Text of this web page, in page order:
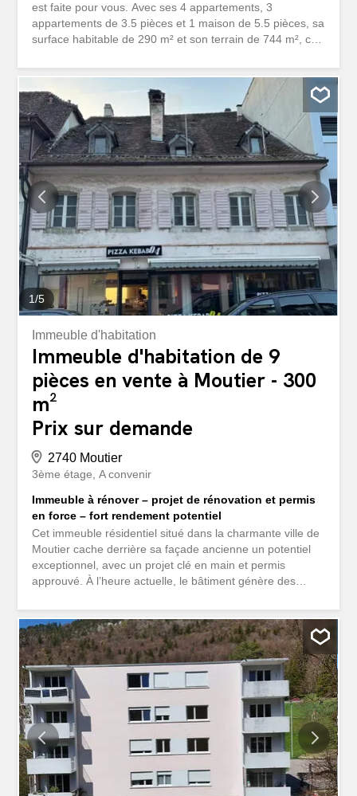
est faite pour vous. Avec ses 4 appartements, 3
appartements de 3.5 pièces et 1 maison de 5.5 pièces, sa
surface habitable de 290 m² et son terrain de 744 m², ces
rendement. Idéalement situé et proche des commerces,
ce bien est une opportunité à ne pas manquer.
N’attendez plus, contactez-nous pour organiser une
visite! Cette offre de BETTERHOMES se distingue par les
avantages suivants: - très bon rendement - 2 immeubles
et 4 garages - bien situé - proche des commerces -
revenu locatif 50400.- annuel - jardin - etc., etc., etc. ...
Intéressé? Contactez-nous pour une visite gratuite! Rien
de ce qui vous intéresse? Vous trouverez plus de 1 900
autres objets sur: www.betterhomes.ch – Le spécialiste
suisse des transactions immobilières. Vous avez un bien
immobilier à commercialiser? Profitez...
1/5
Immeuble d'habitation
Immeuble d'habitation de 9
pièces en vente à Moutier - 300
m²
Prix sur demande
2740 Moutier
3ème étage A convenir
Immeuble à rénover – projet de rénovation et permis
en force – fort rendement potentiel
Cet immeuble résidentiel situé dans la charmante ville de
Moutier cache derrière sa façade ancienne un potentiel
exceptionnel, avec un projet clé en main et permis
approuvé. À l’heure actuelle, le bâtiment génère des
location de l’unité commerciale, offrant ainsi une
rentabilité immédiate de 4,5% net. Avec le projet de
rénovation complète chiffré, les 5 appartements ainsi que
places de parc prévus augmenterait le rendement net à
6.9%. Moutier, parfaitement situé tel une plateforme
dirigée vers Bienne, Soleure, Bâle ou Delémont, cet
immeuble est un choix idéal pour un projet de
développement immobilier. Il a en plus l’avantage de se
situer au coeur névralgique de la ville, dans une rue
chargée d’histoire et pleine de charme. Le dossier ne
pouvant représenter à sa valeur le potentiel de ce projet,
une discussion sur place ou par téléphone est fortement